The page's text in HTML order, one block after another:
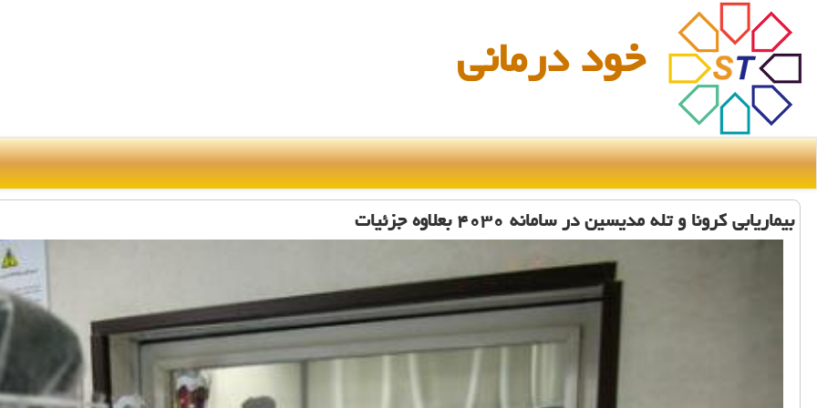
خود درمانی
بیماریابی كرونا و تله مدیسین در سامانه ۴۰۳۰ بعلاوه جزئیات